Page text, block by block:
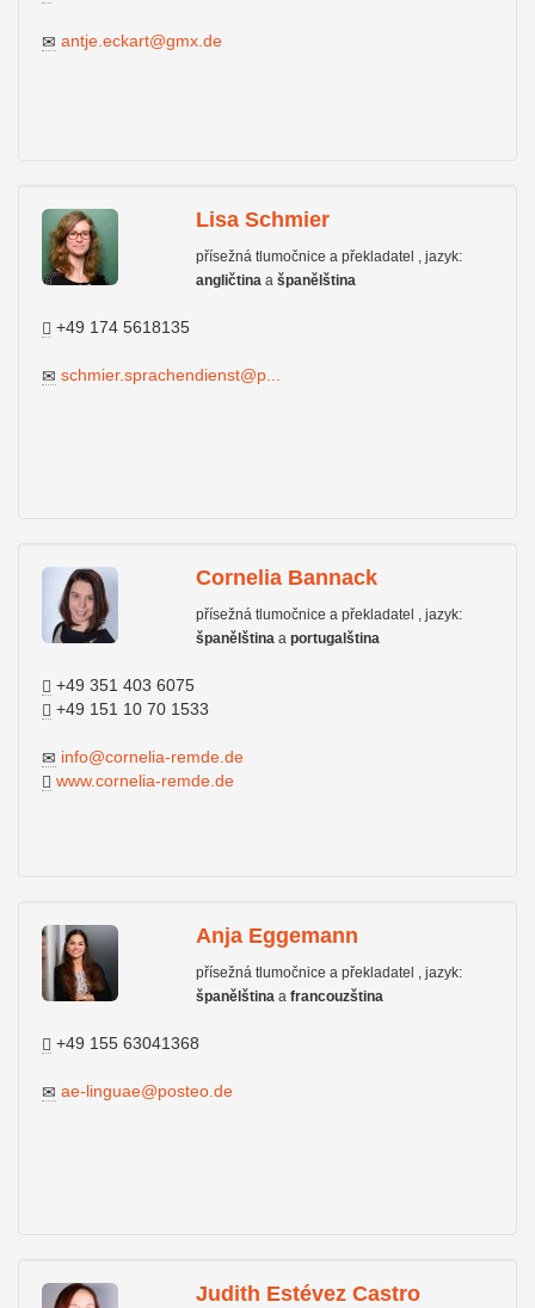
antje.eckart@gmx.de
Lisa Schmier
přísežná tlumočnice a překladatel , jazyk:
angličtinaa španělština
+49 174 5618135
schmier.sprachendienst@p...
Cornelia Bannack
přísežná tlumočnice a překladatel , jazyk:
španělštinaa portugalština
+49 351 403 6075
+49 151 10 70 1533
info@cornelia-remde.de
www.cornelia-remde.de
Anja Eggemann
přísežná tlumočnice a překladatel , jazyk:
španělštinaa francouzština
+49 155 63041368
ae-linguae@posteo.de
Judith Estévez Castro